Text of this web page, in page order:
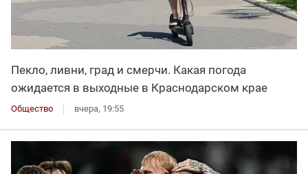
Пекло, ливни, град и смерчи. Какая погода
ожидается в выходные в Краснодарском крае
Общество вчера, 19:55